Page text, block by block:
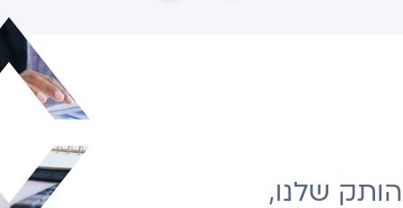
הותק שלנו,